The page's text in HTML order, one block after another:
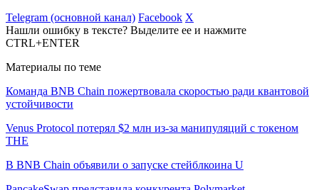
Telegram (основной канал) Facebook X
Нашли ошибку в тексте? Выделите ее и нажмите
CTRL+ENTER
Материалы по теме
Команда BNB Chain пожертвовала скоростью ради квантовой
устойчивости
Venus Protocol потерял $2 млн из-за манипуляций с токеном
THE
В BNB Chain объявили о запуске стейблкоина U